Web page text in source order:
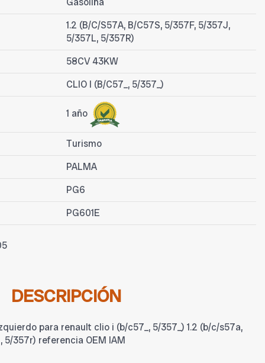
1.2 (B/C/S57A, B/C57S, 5/357F, 5/357J,
5/357L, 5/357R)
58CV 43KW
CLIO I (B/C57_, 5/357_)
1 año
Turismo
PALMA
PG6
PG601E
DESCRIPCIÓN
para renault clio i (b/c57_, 5/357_) 1.2 (b/c/s57a,
357r) referencia OEM IAM